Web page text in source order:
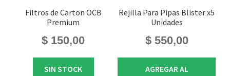
Filtros de Carton OCB
Premium
$ 150,00
SIN STOCK
Rejilla Para Pipas Blister x5
Unidades
$550,00
AGREGAR AL